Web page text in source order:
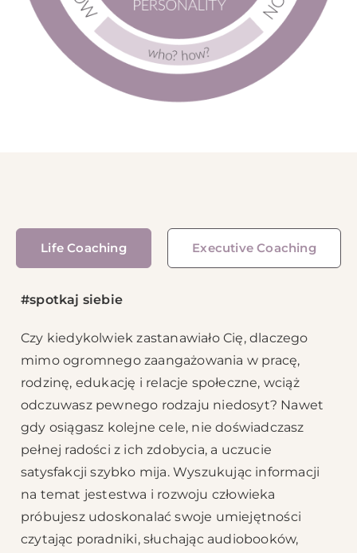
Life Coaching Executive Coaching
#spotkaj siebie
Czy kiedykolwiek zastanawiało Cię, dlaczego
mimo ogromnego zaangażowania w pracę,
rodzinę, edukację i relacje społeczne, wciąż
odczuwasz pewnego rodzaju niedosyt? Nawet
gdy osiągasz kolejne cele, nie doświadczasz
pełnej radości z ich zdobycia, a uczucie
satysfakcji szybko mija. Wyszukując informacji
na temat jestestwa i rozwoju człowieka
próbujesz udoskonalać swoje umiejętności
czytając poradniki, słuchając audiobooków,